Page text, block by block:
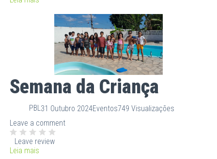
Semana da Criança
PBL31 Outubro 2024Eventos749 Visualizações
Leave a comment
Leave review
Leia mais